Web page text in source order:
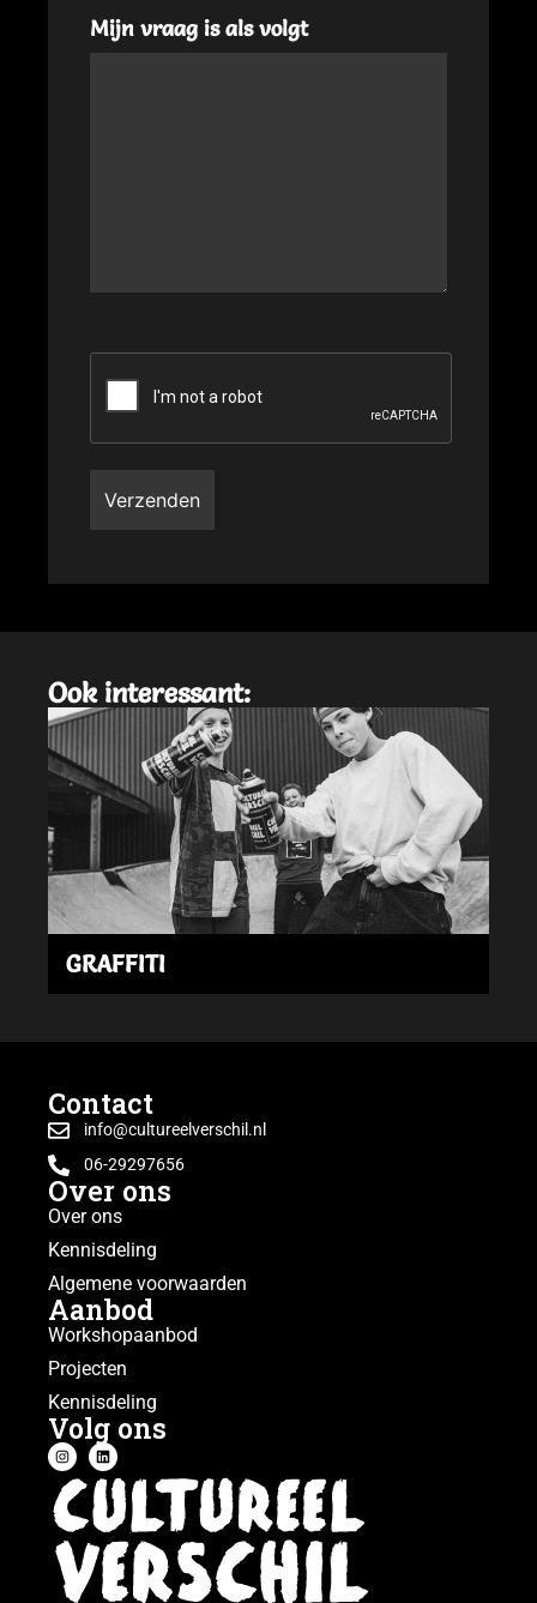
Mijn vraag is als volgt
Ook interessant:
GRAFFITI
Contact
info@cultureelverschil.nl
06-29297656
Over ons
Over ons
Kennisdeling
Algemene voorwaarden
Aanbod
Workshopaanbod
Projecten
Kennisdeling
Volg ons